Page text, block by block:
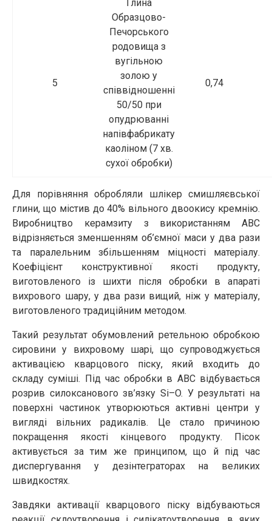
5
Глина
Образцово-
Печорського
родовища з
вугільною
золою у
співвідношенні
50/50 при
опудрюванні
напівфабрикату
каоліном (7 хв.
сухої обробки)
0,74
Для порівняння обробляли шлікер смишляєвської
глини, що містив до 40% вільного двоокису кремнію.
Виробництво керамзиту з використанням АВС
відрізняється зменшенням об’ємної маси у два рази
та паралельним збільшенням міцності матеріалу.
Коефіцієнт конструктивної якості продукту,
виготовленого із шихти після обробки в апараті
вихрового шару, у два рази вищий, ніж у матеріалу,
виготовленого традиційним методом.
Такий результат обумовлений ретельною обробкою
сировини у вихровому шарі, що супроводжується
активацією кварцового піску, який входить до
складу суміші. Під час обробки в АВС відбувається
розрив силоксанового зв’язку Si–O. У результаті на
поверхні частинок утворюються активні центри у
вигляді вільних радикалів. Це стало причиною
покращення якості кінцевого продукту. Пісок
активується за тим же принципом, що й під час
диспергування у дезінтеграторах на великих
швидкостях.
Завдяки активації кварцового піску відбуваються